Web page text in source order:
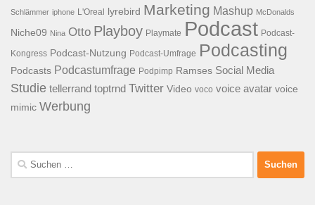
Schlämmer iphone L'Oreal lyrebird Marketing Mashup McDonalds
Niche09 Nina Otto Playboy Playmate Podcast Podcast-
Kongress Podcast-Nutzung Podcast-Umfrage Podcasting
Podcasts Podcastumfrage Podpimp Ramses Social Media
Studie tellerrand toptrnd Twitter Video voco voice avatar voice
mimic Werbung
Suchen
nach: